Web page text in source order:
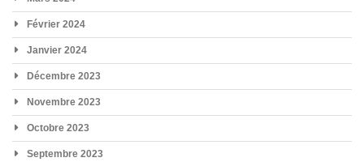
Février 2024
Janvier 2024
Décembre 2023
Novembre 2023
Octobre 2023
Septembre 2023